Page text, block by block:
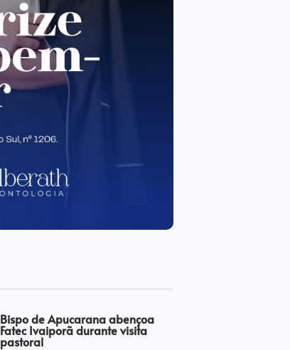
Bispo de Apucarana abençoa
Fatec Ivaiporã durante visita
pastoral